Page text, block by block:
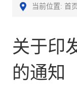
当前位置: 首
关于印
的通知